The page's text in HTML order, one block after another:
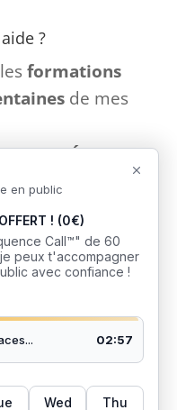
?
formations
de mes
ettournéesvers
et